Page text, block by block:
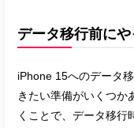
データ移行前に
iPhone 15へのデータ
きたい準備がいくつか
くことで、データ移行